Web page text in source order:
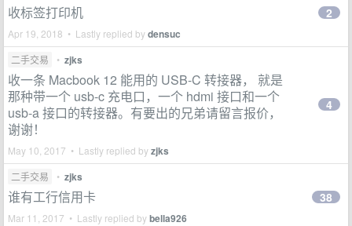
收标签打印机
Apr 19, 2018 • Lastly replied bydensuc
2
二手交易 • zjks
收一条 Macbook 12 能用的 USB-C 转接器， 就是
那种带一个 usb-c 充电口，一个 hdmi 接口和一个
usb-a 接口的转接器。有要出的兄弟请留言报价，
谢谢！
May 10, 2017 • Lastly replied byzjks
4
二手交易 • zjks
谁有工行信用卡
Mar 11, 2017 • Lastly replied bybella926
38